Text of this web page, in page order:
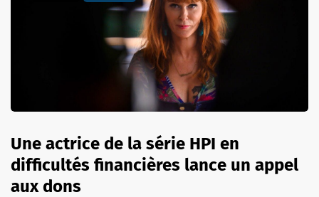
Une actrice de la série HPI en
difficultés financières lance un appel
aux dons